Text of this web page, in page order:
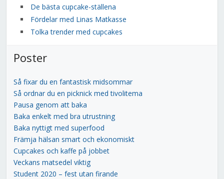
De bästa cupcake-ställena
Fördelar med Linas Matkasse
Tolka trender med cupcakes
Poster
Så fixar du en fantastisk midsommar
Så ordnar du en picknick med tivolitema
Pausa genom att baka
Baka enkelt med bra utrustning
Baka nyttigt med superfood
Främja hälsan smart och ekonomiskt
Cupcakes och kaffe på jobbet
Veckans matsedel viktig
Student 2020 – fest utan firande